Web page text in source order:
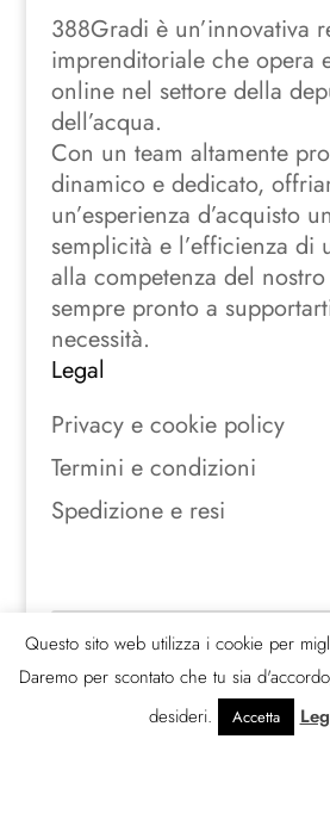
388Gradi è un’innovativa
imprenditoriale che opera
online nel settore della
dell’acqua.
Con un team altamente
dinamico e dedicato,
un’esperienza d’acquisto
semplicità e l’efficienza di
alla competenza del
sempre pronto a
necessità.
Legal
Privacy e cookie policy
Termini e condizioni
Spedizione e resi
Seguici sui
Questo sito web utilizza i cookie per
Daremo per scontato che tu sia
desideri.
Accetta